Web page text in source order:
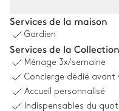
Table de ping pong
Salle à manger -
Services de la maison
Gardien
Services de la
Ménage 3x/semaine
Concierge dédié avant
Accueil personnalisé
Indispensables du